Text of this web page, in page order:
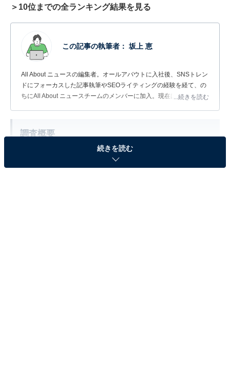
＞10位までの全ランキング結果を見る
この記事の執筆者： 坂上 恵
All About ニュースの編集者。オールアバウトに入社後、SNSトレン
ドにフォーカスした記事執筆やSEOライティングの経験を経て、の
ちにAll About ニュースチームのメンバーに加入。現在は旅行・カル
...続きを読む
調査概要
調査期間：2026年6月18〜19日
調査方法：インターネット調査
続きを読む